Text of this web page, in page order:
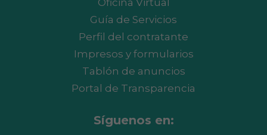
Oficina Virtual
Guía de Servicios
Perfil del contratante
Impresos y formularios
Tablón de anuncios
Portal de Transparencia
Síguenos en: